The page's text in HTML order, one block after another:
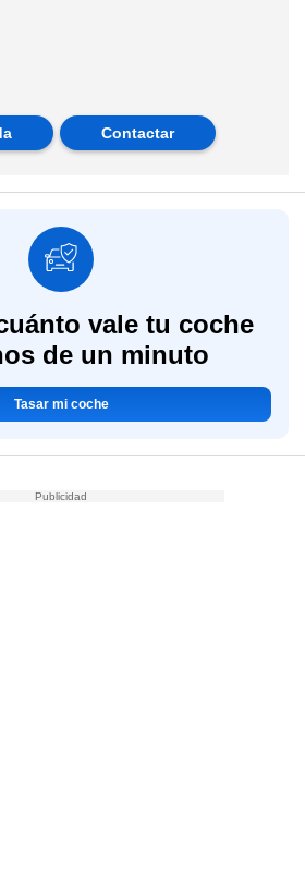
Contactar
vale tu coche
de un minuto
Tasar mi coche